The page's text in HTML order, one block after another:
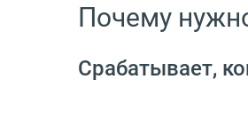
Почему
Срабатывает,